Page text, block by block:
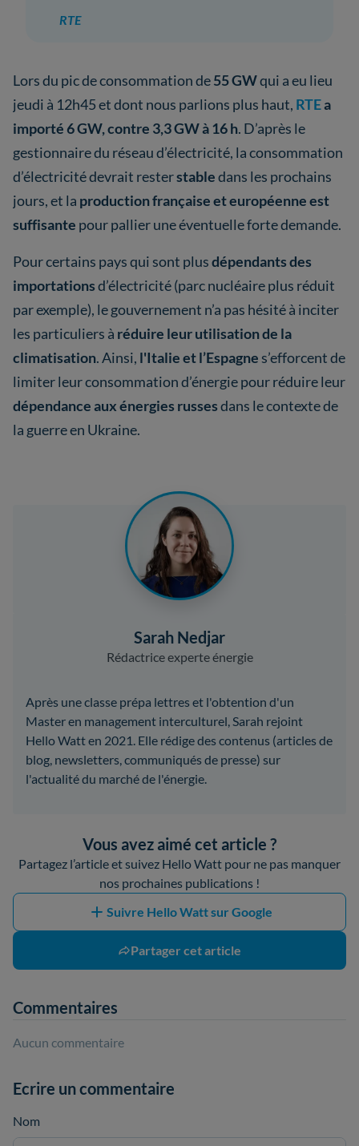
RTE
Lors du pic de consommation de55 GWqui a eu lieu
jeudi à 12h45 et dont nous parlions plus haut, RTEa
importé 6 GW, contre 3,3 GW à 16 h. D’après le
gestionnaire du réseau d’électricité, la consommation
d’électricité devrait resterstabledans les prochains
jours, et la production française et européenne est
suffisante pour pallier une éventuelle forte demande.
Pour certains pays qui sont plusdépendants des
importationsd’électricité (parc nucléaire plus réduit
par exemple), le gouvernement n’a pas hésité à inciter
les particuliers à réduire leur utilisation de la
climatisation. Ainsi, l'Italie et l’Espagne s’efforcent de
limiter leur consommation d’énergie pour réduire leur
dépendance aux énergies russesdans le contexte de
la guerre en Ukraine.
Sarah Nedjar
Rédactrice experte énergie
Après une classe prépa lettres et l'obtention d'un
Master en management interculturel, Sarah rejoint
Hello Watt en 2021. Elle rédige des contenus (articles de
blog, newsletters, communiqués de presse) sur
l'actualité du marché de l'énergie.
Vous avez aimé cet article ?
Partagez l’article et suivez Hello Watt pour ne pas manquer
nos prochaines publications !
Suivre Hello Watt sur Google
Partager cet article
Commentaires
Aucun commentaire
Ecrire un commentaire
Nom